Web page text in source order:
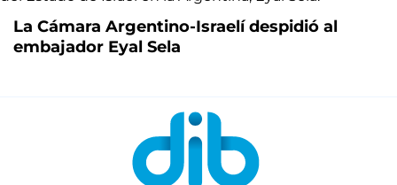
La Cámara Argentino-Israelí despidió al
embajador Eyal Sela